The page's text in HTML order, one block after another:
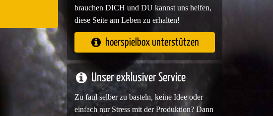
brauchen DICH und DU kannst uns helfen,
diese Seite am Leben zu erhalten!
hoerspielbox unterstützen
Unser exklusiver Service
Zu faul selber zu basteln, keine Idee oder
einfach nur Stress mit der Produktion? Dann